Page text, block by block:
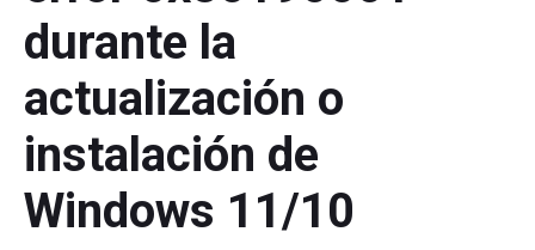
durante la
actualización o
instalación de
Windows 11/10